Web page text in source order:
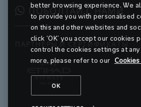
ПОБОЛТАЙ С НАМИ
ПАРТНЕРЫ И СЕРТИФИКАТЫ
better browsing experience. We
to provide you with personalised
on this and other websites and
click ‘OK’ you accept our cookies
control the cookies settings at
more, please refer to our Cookies
OK